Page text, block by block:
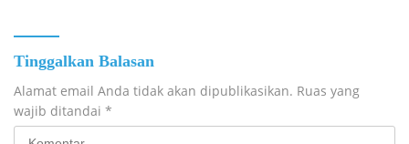
Tinggalkan Balasan
Alamat email Anda tidak akan dipublikasikan. Ruas yang
wajib ditandai *